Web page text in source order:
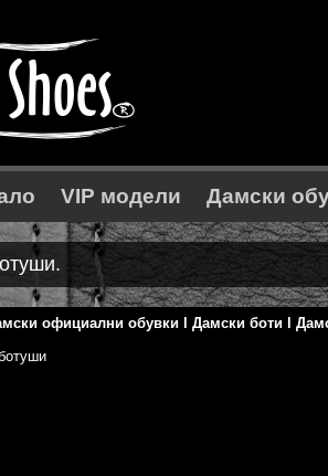
VIP модели Дамски
официални обувки Дамски боти